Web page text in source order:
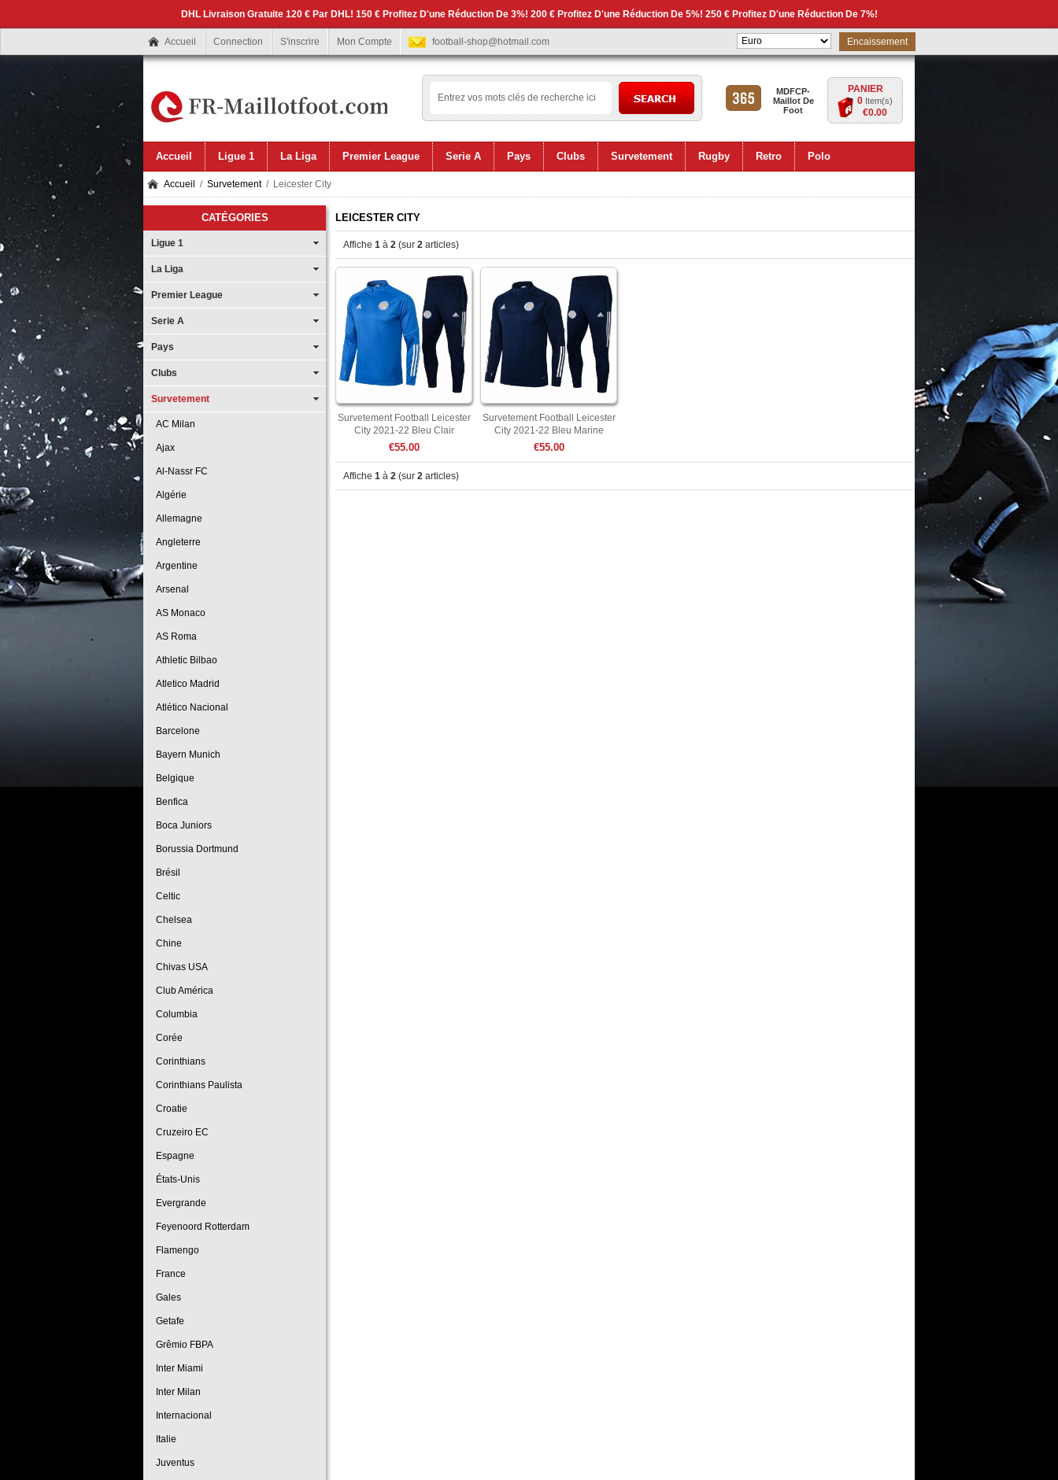
DHL Livraison Gratuite 120 € Par DHL! 150 € Profitez D'une Réduction De 3%! 200 € Profitez D'une Réduction De 5%! 250 € Profitez D'une Réduction De 7%!
Accueil Connection S'inscrire Mon Compte football-shop@hotmail.com Encaissement
PANIER
0 Item(s)
€0.00
MDFCP-
Maillot De
Foot
Accueil Ligue 1 La Liga Premier League Serie A Pays Clubs Survetement Rugby Retro Polo
Accueil / Survetement/ Leicester City
CATÉGORIES
Ligue 1
La Liga
Premier League
Serie A
Pays
Clubs
Survetement
AC Milan
Ajax
Al-Nassr FC
Algérie
Allemagne
Angleterre
Argentine
Arsenal
AS Monaco
AS Roma
Athletic Bilbao
Atletico Madrid
Atlético Nacional
Barcelone
Bayern Munich
Belgique
Benfica
Boca Juniors
Borussia Dortmund
Brésil
Celtic
Chelsea
Chine
Chivas USA
Club América
Columbia
Corée
Corinthians
Corinthians Paulista
Croatie
Cruzeiro EC
Espagne
États-Unis
Evergrande
Feyenoord Rotterdam
Flamengo
France
Gales
Getafe
Grêmio FBPA
Inter Miami
Inter Milan
Internacional
Italie
Juventus
LEICESTER CITY
Affiche 1 à 2 (sur 2 articles)
Survetement Football Leicester
City 2021-22 Bleu Clair
€55.00
Survetement Football Leicester
City 2021-22 Bleu Marine
€55.00
Affiche 1 à 2 (sur 2 articles)